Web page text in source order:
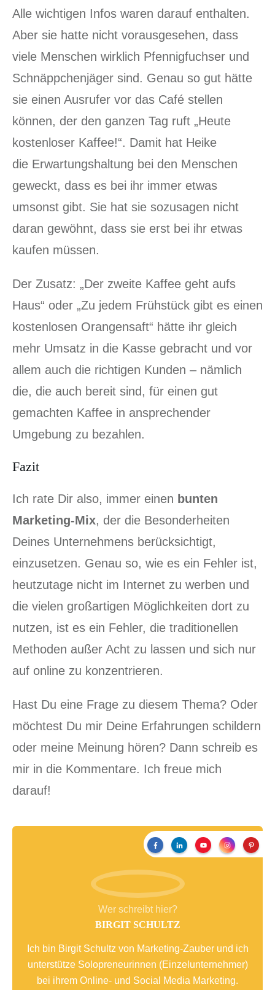
Alle wichtigen Infos waren darauf enthalten.
Aber sie hatte nicht vorausgesehen, dass
viele Menschen wirklich Pfennigfuchser und
Schnäppchenjäger sind. Genau so gut hätte
sie einen Ausrufer vor das Café stellen
können, der den ganzen Tag ruft „Heute
kostenloser Kaffee!“. Damit hat Heike
die Erwartungshaltung bei den Menschen
geweckt, dass es bei ihr immer etwas
umsonst gibt. Sie hat sie sozusagen nicht
daran gewöhnt, dass sie erst bei ihr etwas
kaufen müssen.
Der Zusatz: „Der zweite Kaffee geht aufs
Haus“ oder „Zu jedem Frühstück gibt es einen
kostenlosen Orangensaft“ hätte ihr gleich
mehr Umsatz in die Kasse gebracht und vor
allem auch die richtigen Kunden – nämlich
die, die auch bereit sind, für einen gut
gemachten Kaffee in ansprechender
Umgebung zu bezahlen.
Fazit
Ich rate Dir also, immer einen bunten
Marketing-Mix, der die Besonderheiten
Deines Unternehmens berücksichtigt,
einzusetzen. Genau so, wie es ein Fehler ist,
heutzutage nicht im Internet zu werben und
die vielen großartigen Möglichkeiten dort zu
nutzen, ist es ein Fehler, die traditionellen
Methoden außer Acht zu lassen und sich nur
auf online zu konzentrieren.
Hast Du eine Frage zu diesem Thema? Oder
möchtest Du mir Deine Erfahrungen schildern
oder meine Meinung hören? Dann schreib es
mir in die Kommentare. Ich freue mich
darauf!
Wer schreibt hier?
BIRGIT SCHULTZ
Ich bin Birgit Schultz von Marketing-Zauber und ich
unterstütze Solopreneurinnen (Einzelunternehmer)
bei ihrem Online- und Social Media Marketing.